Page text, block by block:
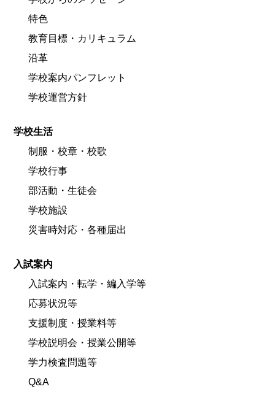
特色
教育目標・カリキュラム
沿革
学校案内パンフレット
学校運営方針
学校生活
制服・校章・校歌
学校行事
部活動・生徒会
学校施設
災害時対応・各種届出
入試案内
入試案内・転学・編入学等
応募状況等
支援制度・授業料等
学校説明会・授業公開等
学力検査問題等
Q&A